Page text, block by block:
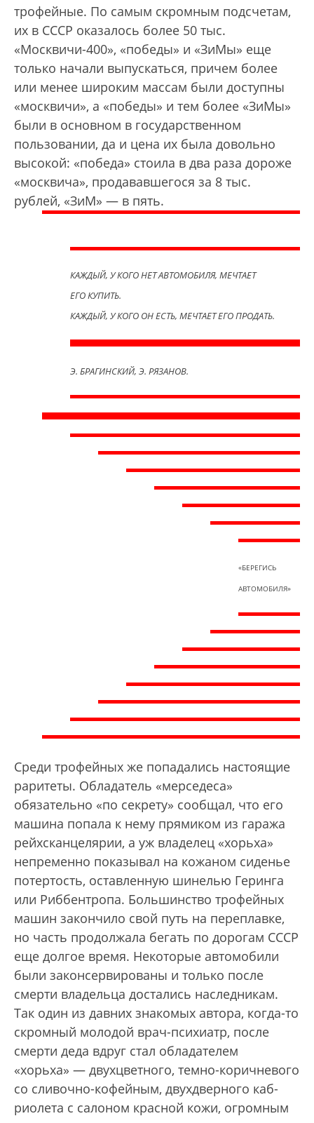
трофейные. По самым скромным подсчетам,
их в СССР оказалось более 50 тыс.
«Москвичи-400», «победы» и «ЗиМы» еще
только начали выпускаться, причем более
или менее широким массам были доступны
«москвичи», а «победы» и тем более «ЗиМы»
были в основном в государственном
пользовании, да и цена их была довольно
высокой: «победа» стоила в два раза дороже
«москвича», продававшегося за 8 тыс.
рублей, «ЗиМ» — в пять.
КАЖДЫЙ, У КОГО НЕТ АВТОМОБИЛЯ, МЕЧТАЕТ
ЕГО КУПИТЬ.
КАЖДЫЙ, У КОГО ОН ЕСТЬ, МЕЧТАЕТ ЕГО ПРОДАТЬ.
Э. БРАГИНСКИЙ, Э. РЯЗАНОВ.
«БЕРЕГИСЬ
АВТОМОБИЛЯ»
Среди трофейных же попадались настоящие
раритеты. Обладатель «мерседеса»
обязательно «по секрету» сообщал, что его
машина попала к нему прямиком из гаража
рейхсканцелярии, а уж владелец «хорьха»
непременно показывал на кожаном сиденье
потертость, оставленную шинелью Геринга
или Риббентропа. Большинство трофейных
машин закончило свой путь на переплавке,
но часть продолжала бегать по дорогам СССР
еще долгое время. Некоторые автомобили
были законсервированы и только после
смерти владельца достались наследникам.
Так один из давних знакомых автора, когда-то
скромный молодой врач-психиатр, после
смерти деда вдруг стал обладателем
«хорьха» — двухцветного, темно-коричневого
со сливочно-кофейным, двухдверного каб­
риолета с салоном красной кожи, огромным